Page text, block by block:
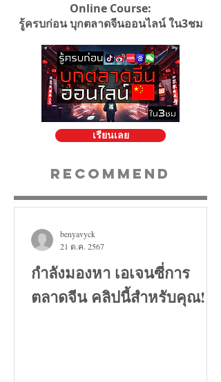
Online Course:
รู้ครบก่อน บุกตลาดจีนออนไลน์ ใน3ชม
เรียนเลย
Recommend
กำลังมองหา เอเจนซี่การ
ตลาดจีน คลิปนี้สำหรับคุณ!
benyavyck
21 ต.ค. 2567